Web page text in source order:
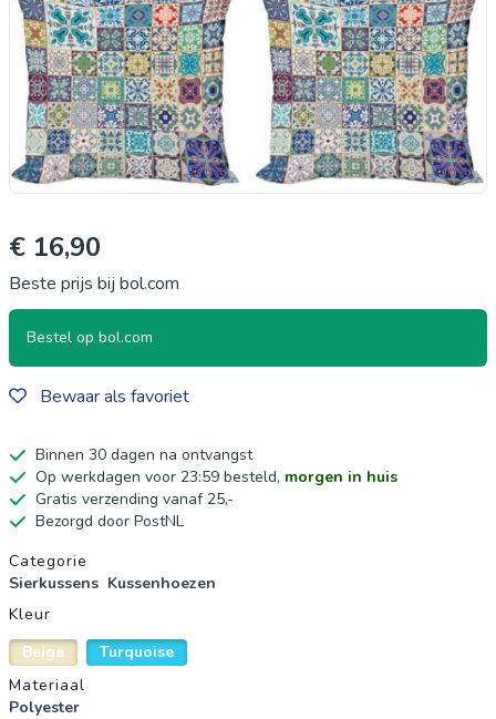
€ 16,90
Beste prijs bij bol.com
Bestel op bol.com
Bewaar als favoriet
Binnen 30 dagen na ontvangst
Op werkdagen voor 23:59 besteld, morgen in huis
Gratis verzending vanaf 25,-
Bezorgd door PostNL
Productgegevens
Categorie
Sierkussens Kussenhoezen
Kleur
Beige
Turquoise
Materiaal
Polyester